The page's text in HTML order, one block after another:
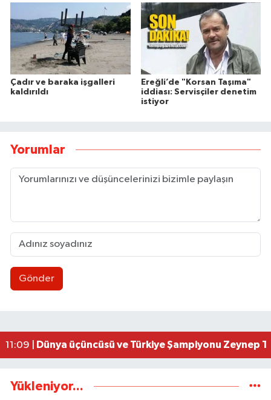
Çadır ve baraka işgalleri
kaldırıldı
Ereğli’de "Korsan Taşıma"
iddiası: Servisçiler denetim
istiyor
Yorumlar
Gönder
23:02 |Ereğli’de feci kaza: 18 yaşındaki Miraç
11:09 |
Dünya üçüncüsü ve Türkiye Şampiyonu Zeynep
Yükleniyor...